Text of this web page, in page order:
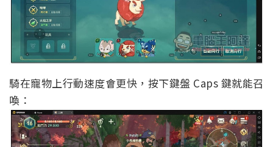
騎在寵物上行動速度會更快，按下鍵盤 Caps 鍵就能召
喚：